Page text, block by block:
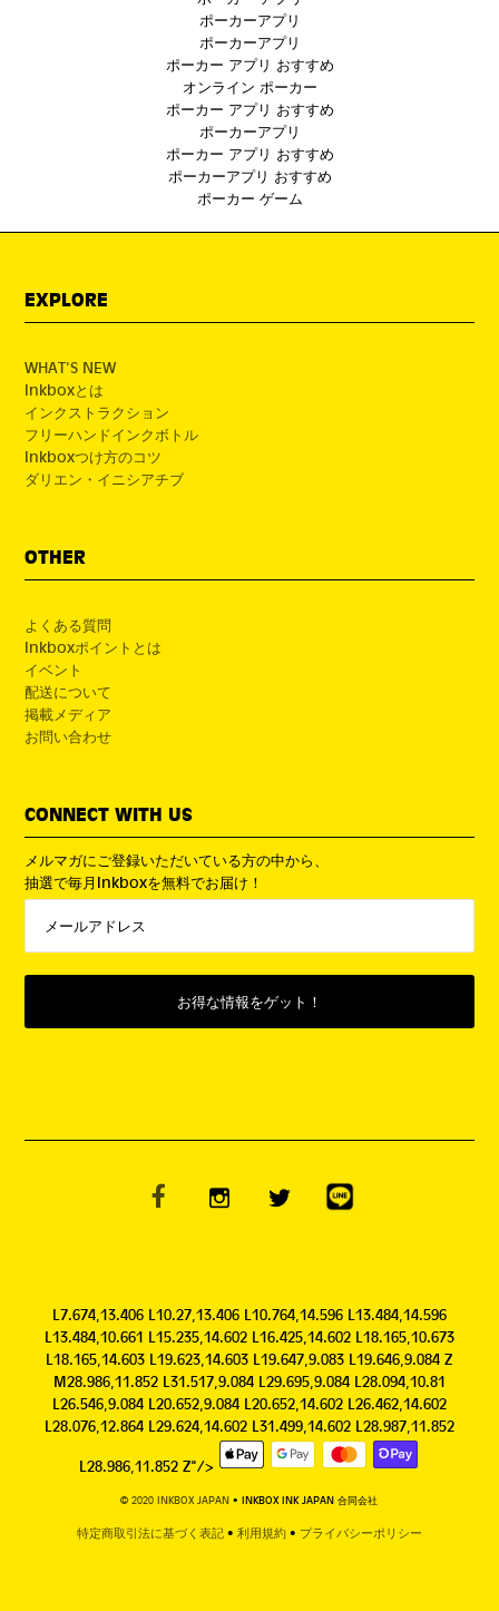
ポーカーアプリ
ポーカーアプリ
ポーカー アプリ おすすめ
オンライン ポーカー
ポーカー アプリ おすすめ
ポーカーアプリ
ポーカー アプリ おすすめ
ポーカーアプリ おすすめ
ポーカー ゲーム
EXPLORE
WHAT'S NEW
Inkboxとは
インクストラクション
フリーハンドインクボトル
Inkboxつけ方のコツ
ダリエン・イニシアチブ
OTHER
よくある質問
Inkboxポイントとは
イベント
配送について
掲載メディア
お問い合わせ
CONNECT WITH US
メルマガにご登録いただいている方の中から、
抽選で毎月Inkboxを無料でお届け！
L7.674,13.406 L10.27,13.406 L10.764,14.596 L13.484,14.596
L13.484,10.661 L15.235,14.602 L16.425,14.602 L18.165,10.673
L18.165,14.603 L19.623,14.603 L19.647,9.083 L19.646,9.084 Z
M28.986,11.852 L31.517,9.084 L29.695,9.084 L28.094,10.81
L26.546,9.084 L20.652,9.084 L20.652,14.602 L26.462,14.602
L28.076,12.864 L29.624,14.602 L31.499,14.602 L28.987,11.852
L28.986,11.852 Z"/>
© 2020 INKBOX JAPAN • INKBOX INK JAPAN 合同会社
特定商取引法に基づく表記• 利用規約• プライバシーポリシー